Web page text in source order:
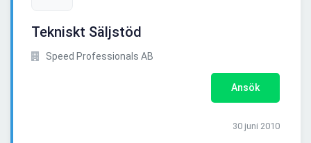
Tekniskt Säljstöd
Speed Professionals AB
Ansök
30 juni 2010